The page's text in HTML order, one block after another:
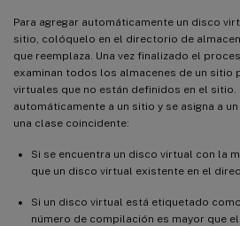
Para agregar automáticamente un disco
sitio, colóquelo en el directorio de
que reemplaza. Una vez finalizado el
examinan todos los almacenes de un sitio
virtuales que no están definidos en el sitio.
automáticamente a un sitio y se asigna a
una clase coincidente:
Si se encuentra un disco virtual con la
que un disco virtual existente en el
Si un disco virtual está etiquetado
número de compilación es mayor que